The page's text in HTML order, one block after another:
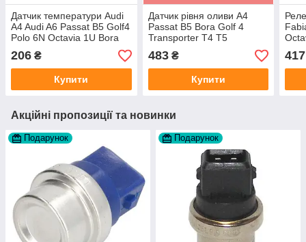
Датчик температури Audi
A4 Audi A6 Passat B5 Golf4
Polo 6N Octavia 1U Bora
виробник Autlog
Німеччина
206 ₴
Купити
Датчик рівня оливи A4
Passat B5 Bora Golf 4
Transporter T4 T5
виробник NTY Польща
483₴
Купити
4
417
Акційні пропозиції та новинки
Подарунок Подарунок